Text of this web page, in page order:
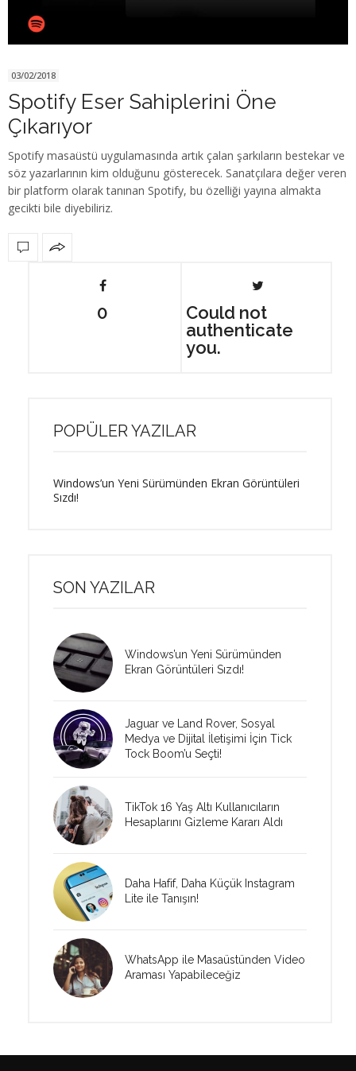
03/02/2018
Spotify Eser Sahiplerini Öne
Çıkarıyor
Spotify masaüstü uygulamasında artık çalan şarkıların bestekar ve
söz yazarlarının kim olduğunu gösterecek. Sanatçılara değer veren
bir platform olarak tanınan Spotify, bu özelliği yayına almakta
gecikti bile diyebiliriz.
0
Could not
authenticate
you.
POPÜLER YAZILAR
Windows’un Yeni Sürümünden Ekran Görüntüleri
Sızdı!
SON YAZILAR
Windows’un Yeni Sürümünden
Ekran Görüntüleri Sızdı!
Jaguar ve Land Rover, Sosyal
Medya ve Dijital İletişimi İçin Tick
Tock Boom’u Seçti!
TikTok 16 Yaş Altı Kullanıcıların
Hesaplarını Gizleme Kararı Aldı
Daha Hafif, Daha Küçük Instagram
Lite ile Tanışın!
WhatsApp ile Masaüstünden Video
Araması Yapabileceğiz